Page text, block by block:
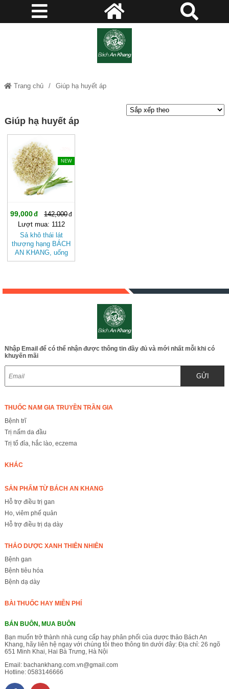
Trang chủ Giúp hạ huyết áp
Giúp hạ huyết áp
NEW
99,000
142,000
Lượt mua: 1112
Sả khô thái lát
thượng hạng BÁCH
AN KHANG, uống
trà, làm gia vị, tốt
Nhập Email để có thể nhận được thông tin đầy đủ và mới nhất mỗi khi có
khuyến mãi
GỬI
THUỐC NAM GIA TRUYỀN TRẦN GIA
Bệnh trĩ
Trị nấm da đầu
Trị tổ đỉa, hắc lào, eczema
KHÁC
SẢN PHẨM TỪ BÁCH AN KHANG
Hỗ trợ điều trị gan
Ho, viêm phế quản
Hỗ trợ điều trị dạ dày
THẢO DƯỢC XANH THIÊN NHIÊN
Bệnh gan
Bệnh tiêu hóa
Bệnh dạ dày
BÀI THUỐC HAY MIỄN PHÍ
BÁN BUÔN, MUA BUÔN
Bạn muốn trở thành nhà cung cấp hay phân phối của dược thảo Bách An
Khang, hãy liên hệ ngay với chúng tôi theo thông tin dưới đây: Địa chỉ: 26 ngõ
651 Minh Khai, Hai Bà Trưng, Hà Nội
Email: bachankhang.com.vn@gmail.com
Hotline: 0583146666